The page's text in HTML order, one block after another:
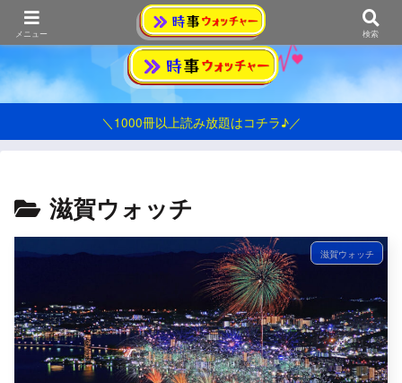
おうみ発シンプル情報ブログ
＼1000冊以上読み放題はコチラ♪／
滋賀ウォッチ
滋賀ウォッチ
メニュー 検索